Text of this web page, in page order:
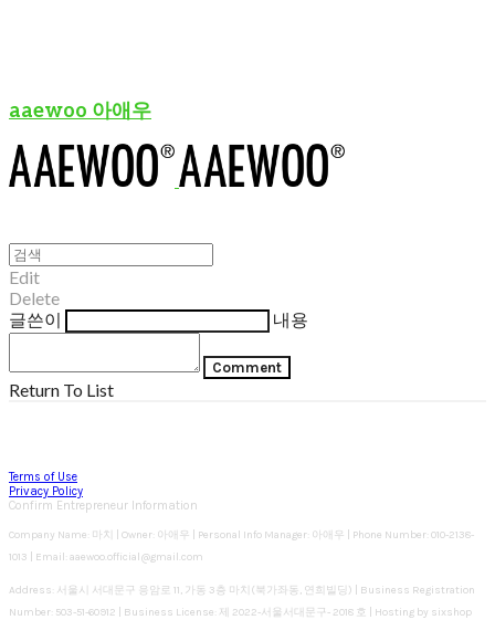
aaewoo 아애우
Edit
Delete
글쓴이
내용
Comment
Return To List
Terms of Use
Privacy Policy
Confirm Entrepreneur Information
Company Name: 마치 | Owner: 아애우 | Personal Info Manager: 아애우 | Phone Number: 010-2138-
1013 | Email: aaewoo.official@gmail.com
Address: 서울시 서대문구 응암로 11, 가동 3층 마치(북가좌동, 연희빌딩) | Business Registration
Number: 503-51-60912 | Business License: 제 2022-서울서대문구- 2018 호 | Hosting by sixshop